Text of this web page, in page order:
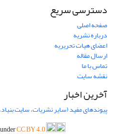
دسترسی سریع
صفحه اصلی
درباره نشریه
اعضای هیات تحریریه
ارسال مقاله
تماس با ما
نقشه سایت
آخرین اخبار
پیوندهای مفید (سایر نشریات، سایت
CC BY 4.0